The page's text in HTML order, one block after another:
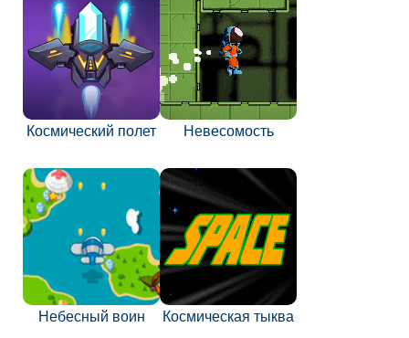
Космический полет Невесомость
Небесный воин Космическая тыква